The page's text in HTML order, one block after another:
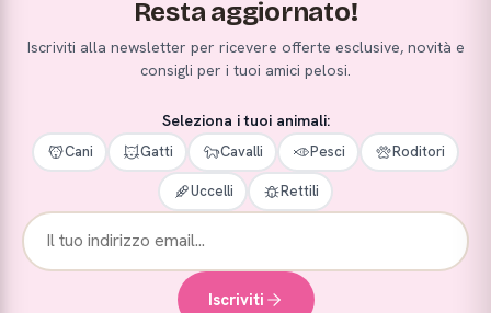
Resta aggiornato!
Iscriviti alla newsletter per ricevere offerte esclusive, novità e
consigli per i tuoi amici pelosi.
Seleziona i tuoi animali:
Cani Gatti Cavalli Pesci Roditori
Uccelli Rettili
Iscriviti